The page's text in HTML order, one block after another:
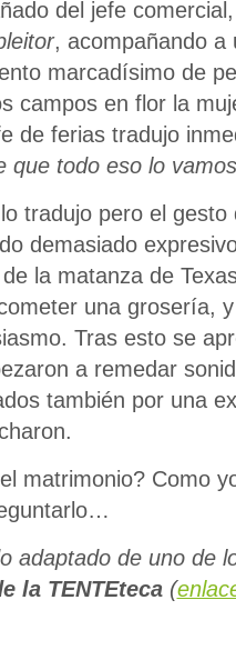
del jefe
, acompañando a
marcadísimo de
campos en flor la
de ferias tradujo
que todo eso lo
tradujo pero el
demasiado
la matanza de
una grosería,
Tras esto se
a remedar
también por una
matrimonio? Como
adaptado de uno de
la TENTEteca(